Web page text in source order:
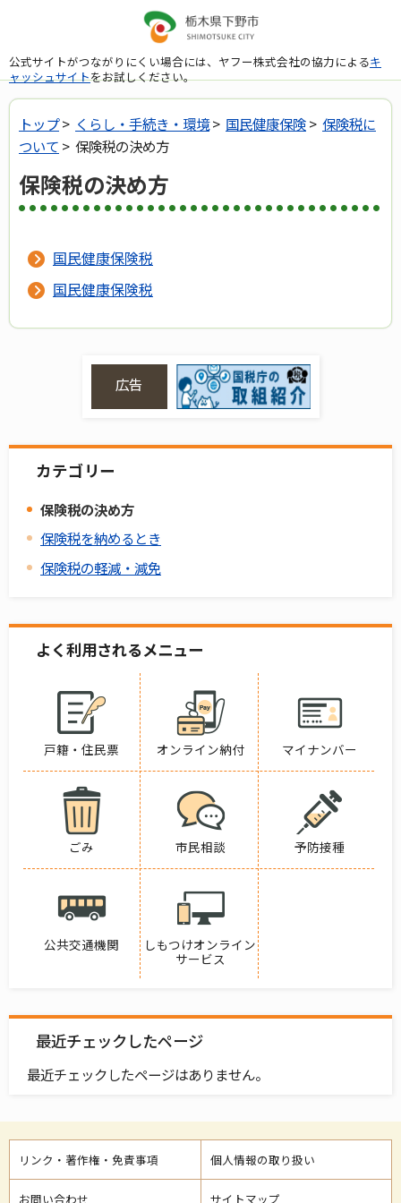
公式サイトがつながりにくい場合には、ヤフー株式会社の協力によるキ
ャッシュサイトをお試しください。
トップ> くらし・手続き・環境> 国民健康保険> 保険税に
ついて > 保険税の決め方
保険税の決め方
国民健康保険税
国民健康保険税
広告
カテゴリー
保険税の決め方
保険税を納めるとき
保険税の軽減・減免
よく利用されるメニュー
戸籍・住民票 オンライン納付 マイナンバー
ごみ 市民相談 予防接種
公共交通機関
しもつけオンライン
サービス
最近チェックしたページ
最近チェックしたページはありません。
リンク・著作権・免責事項 個人情報の取り扱い
お問い合わせ サイトマップ